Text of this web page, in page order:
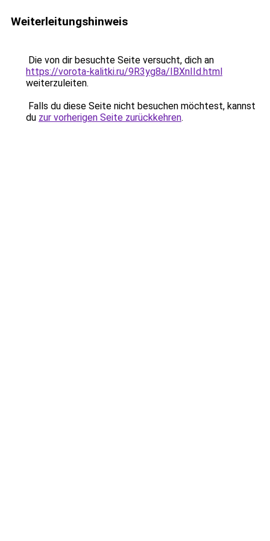
Weiterleitungshinweis
Die von dir besuchte Seite versucht, dich an
https://vorota-kalitki.ru/9R3yg8a/IBXnIId.html
weiterzuleiten.
Falls du diese Seite nicht besuchen möchtest, kannst
du zur vorherigen Seite zurückkehren.